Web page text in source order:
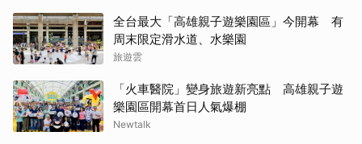
全台最大「高雄親子遊樂園區」今開幕 有
周末限定滑水道、水樂園
旅遊雲
「火車醫院」變身旅遊新亮點 高雄親子遊
樂園區開幕首日人氣爆棚
Newtalk